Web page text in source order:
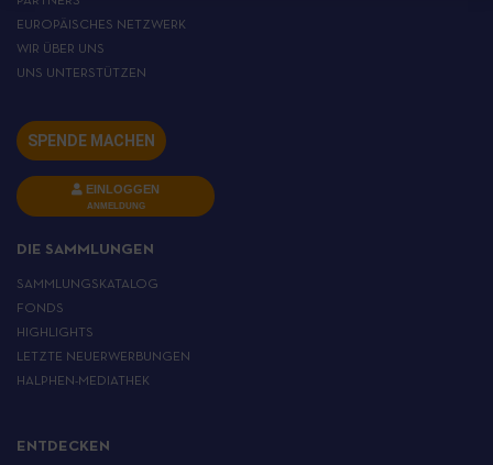
EUROPÄISCHES NETZWERK
WIR ÜBER UNS
UNS UNTERSTÜTZEN
SPENDE MACHEN
EINLOGGEN
ANMELDUNG
DIE SAMMLUNGEN
SAMMLUNGSKATALOG
FONDS
HIGHLIGHTS
LETZTE NEUERWERBUNGEN
HALPHEN-MEDIATHEK
ENTDECKEN